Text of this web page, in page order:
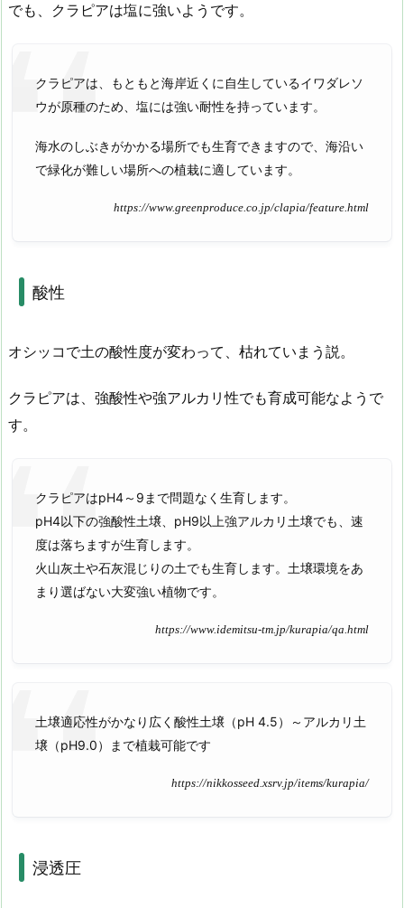
でも、クラピアは塩に強いようです。
クラピアは、もともと海岸近くに自生しているイワダレソ
ウが原種のため、塩には強い耐性を持っています。
海水のしぶきがかかる場所でも生育できますので、海沿い
で緑化が難しい場所への植栽に適しています。
https://www.greenproduce.co.jp/clapia/feature.html
酸性
オシッコで土の酸性度が変わって、枯れていまう説。
クラピアは、強酸性や強アルカリ性でも育成可能なようで
す。
クラピアはpH4～9まで問題なく生育します。
pH4以下の強酸性土壌、pH9以上強アルカリ土壌でも、速
度は落ちますが生育します。
火山灰土や石灰混じりの土でも生育します。土壌環境をあ
まり選ばない大変強い植物です。
https://www.idemitsu-tm.jp/kurapia/qa.html
土壌適応性がかなり広く酸性土壌（pH 4.5）～アルカリ土
壌（pH9.0）まで植栽可能です
https://nikkosseed.xsrv.jp/items/kurapia/
浸透圧